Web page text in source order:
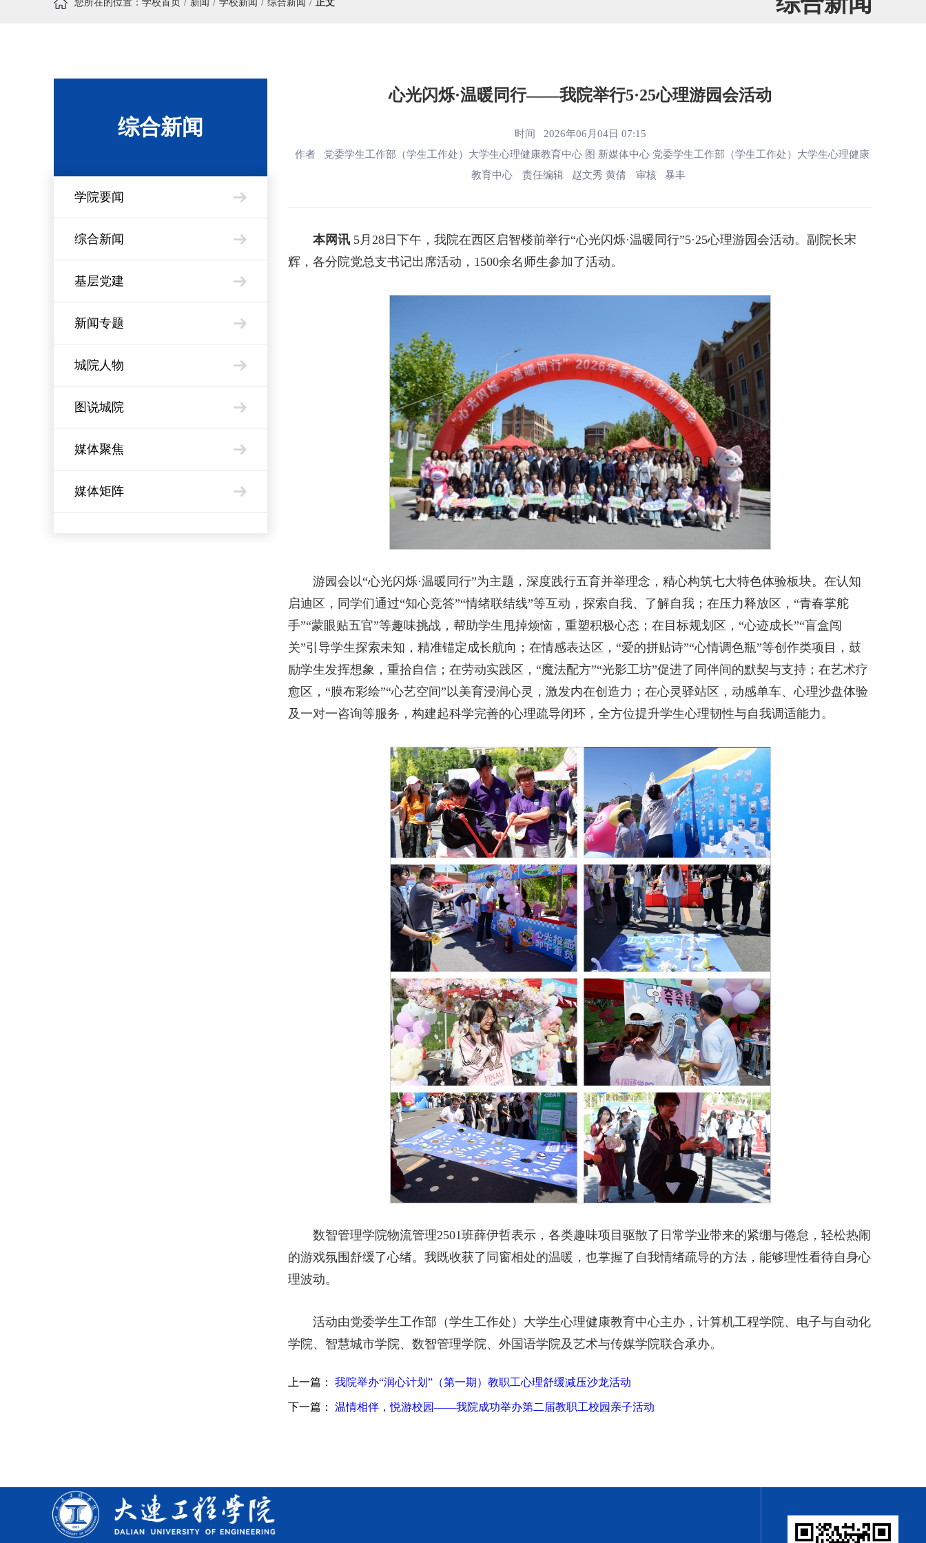
您所在的位置：学校首页 新闻 学校新闻 综合新闻 正文
综合新闻
学院要闻
综合新闻
基层党建
新闻专题
城院人物
图说城院
媒体聚焦
媒体矩阵
心光闪烁·温暖同行——我院举行5·25心理游园会活动
时间 2026年06月04日 07:15
作者 党委学生工作部（学生工作处）大学生心理健康教育中心 图 新媒体中心 党委学生工作部（学生工作处）大学生心理健康
教育中心
责任编辑 赵文秀 黄倩 审核 暴丰
本网讯 5月28日下午，我院在西区启智楼前举行“心光闪烁·温暖同行”5·25心理游园会活动。副院长宋
辉，各分院党总支书记出席活动，1500余名师生参加了活动。
游园会以“心光闪烁·温暖同行”为主题，深度践行五育并举理念，精心构筑七大特色体验板块。在认知
启迪区，同学们通过“知心竞答”“情绪联结线”等互动，探索自我、了解自我；在压力释放区，“青春掌舵
手”“蒙眼贴五官”等趣味挑战，帮助学生甩掉烦恼，重塑积极心态；在目标规划区，“心迹成长”“盲盒闯
关”引导学生探索未知，精准锚定成长航向；在情感表达区，“爱的拼贴诗”“心情调色瓶”等创作类项目，鼓
励学生发挥想象，重拾自信；在劳动实践区，“魔法配方”“光影工坊”促进了同伴间的默契与支持；在艺术疗
愈区，“膜布彩绘”“心艺空间”以美育浸润心灵，激发内在创造力；在心灵驿站区，动感单车、心理沙盘体验
及一对一咨询等服务，构建起科学完善的心理疏导闭环，全方位提升学生心理韧性与自我调适能力。
数智管理学院物流管理2501班薛伊哲表示，各类趣味项目驱散了日常学业带来的紧绷与倦怠，轻松热闹
的游戏氛围舒缓了心绪。我既收获了同窗相处的温暖，也掌握了自我情绪疏导的方法，能够理性看待自身心
理波动。
活动由党委学生工作部（学生工作处）大学生心理健康教育中心主办，计算机工程学院、电子与自动化
学院、智慧城市学院、数智管理学院、外国语学院及艺术与传媒学院联合承办。
上一篇： 我院举办“润心计划”（第一期）教职工心理舒缓减压沙龙活动
下一篇： 温情相伴，悦游校园——我院成功举办第二届教职工校园亲子活动